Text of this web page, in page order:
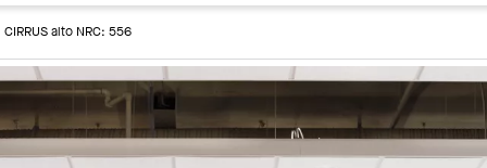
CIRRUS alto NRC: 556